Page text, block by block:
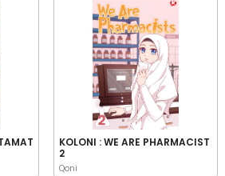
KOLONI : WE ARE PHARMACIST
2
Qoni